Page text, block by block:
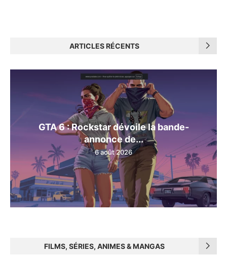
ARTICLES RÉCENTS
GTA 6 : Rockstar dévoile la bande-
annonce de...
6 août 2026
FILMS, SÉRIES, ANIMES & MANGAS